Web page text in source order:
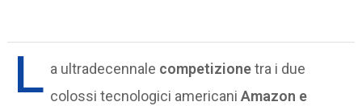
L a ultradecennale competizionetra i due
colossi tecnologici americaniAmazon e